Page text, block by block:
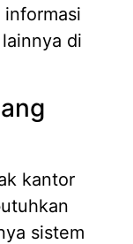
di
kantor
sistem